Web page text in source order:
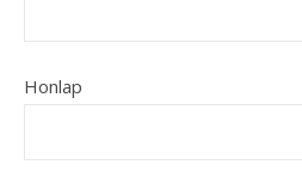
Honlap